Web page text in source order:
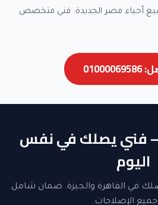
أحياء مصر الجديدة. فني متخصص
— فني يصلك في نفس
اليوم
24 ساعة. نصلك في القاهرة والجيزة. ضمان شامل
الإصلاحات.